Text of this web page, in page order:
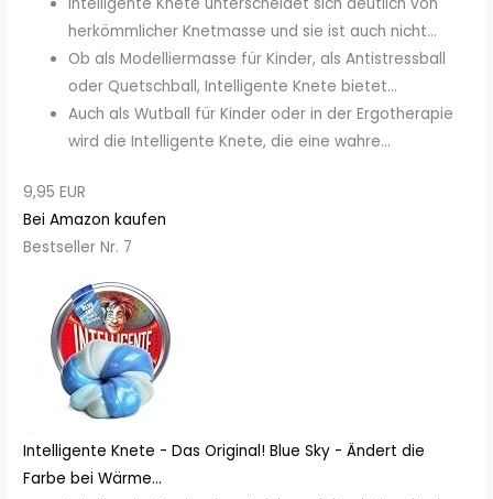
herkömmlicher Knetmasse und sie ist auch nicht...
Ob als Modelliermasse für Kinder, als Antistressball
oder Quetschball, Intelligente Knete bietet...
Auch als Wutball für Kinder oder in der Ergotherapie
wird die Intelligente Knete, die eine wahre...
9,95 EUR
Bei Amazon kaufen
Bestseller Nr. 7
Intelligente Knete - Das Original! Blue Sky - Ändert die
Farbe bei Wärme...